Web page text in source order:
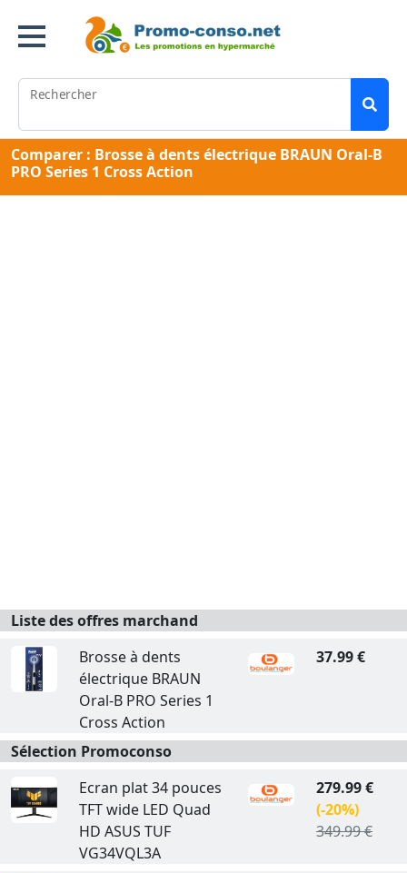
Rechercher
Comparer : Brosse à dents électrique BRAUN Oral-B
PRO Series 1 Cross Action
Liste des offres marchand
Brosse à dents
électrique BRAUN
Oral-B PRO Series 1
Cross Action
37.99 €
Sélection Promoconso
Ecran plat 34 pouces
TFT wide LED Quad
HD ASUS TUF
VG34VQL3A
279.99 €
(-20%)
349.99 €